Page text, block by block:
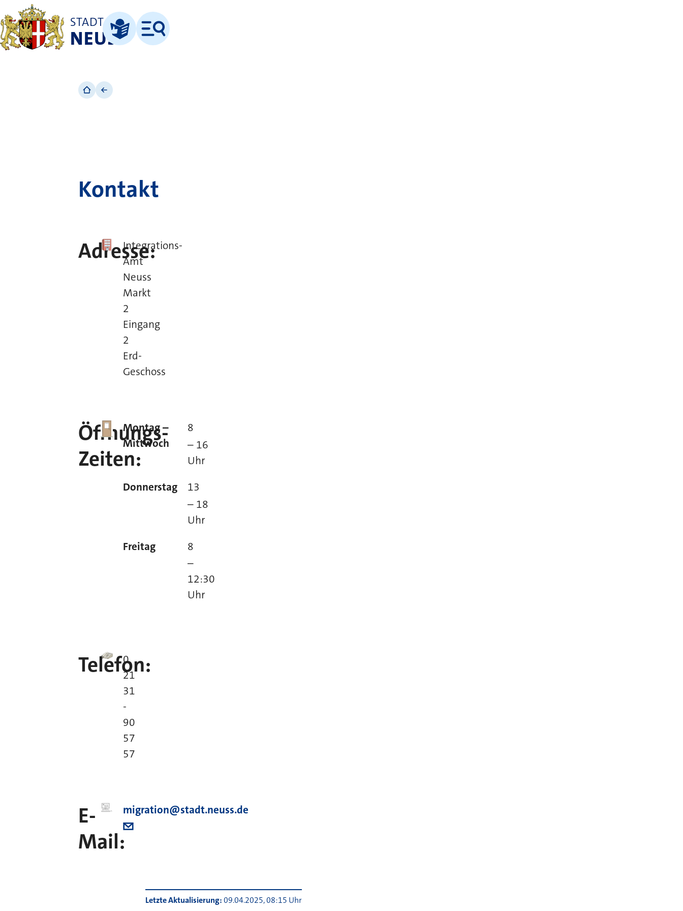
STADT
NEUSSLeichte Sprache
Menü
Kontakt
Adresse:
Integrations-
Amt
Neuss
Markt
2
Eingang
2
Erd-
Geschoss
Öffnungs-
Zeiten:
Montag –
Mittwoch
8
– 16
Uhr
Donnerstag
13
– 18
Uhr
Freitag
8
–
12:30
Uhr
Telefon:
0
21
31
-
90
57
57
E-
Mail:
migration@stadt.neuss.de
Letzte Aktualisierung 09.04.2025, 08:15 Uhr